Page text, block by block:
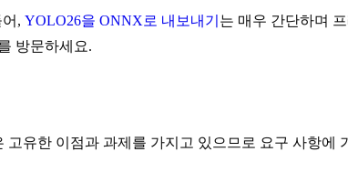
, YOLO26을 ONNX로 내보내기 는 매우 간단하며
방문하세요.
유한 이점과 과제를 가지고 있으므로 요구 사항에